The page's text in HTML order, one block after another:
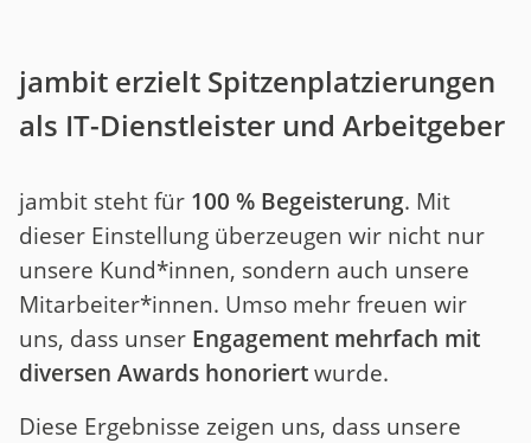
jambit erzielt Spitzenplatzierungen
als IT-Dienstleister und Arbeitgeber
jambit steht für 100 % Begeisterung. Mit
dieser Einstellung überzeugen wir nicht nur
unsere Kund*innen, sondern auch unsere
Mitarbeiter*innen. Umso mehr freuen wir
uns, dass unser Engagement mehrfach mit
diversen Awards honoriertwurde.
Diese Ergebnisse zeigen uns, dass unsere